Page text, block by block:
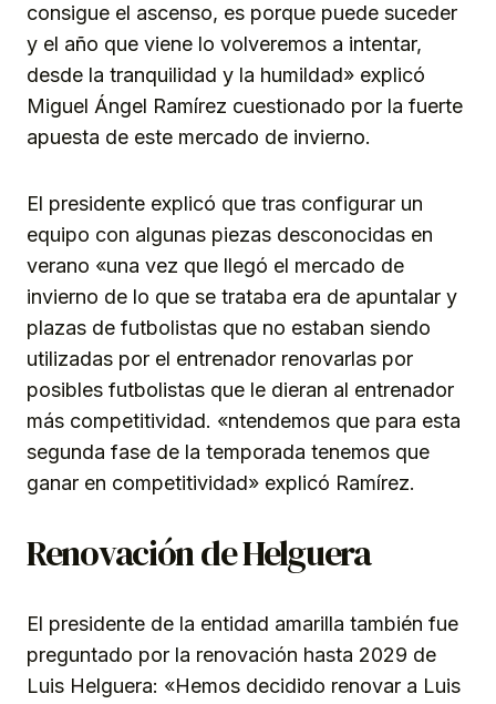
consigue el ascenso, es porque puede suceder
y el año que viene lo volveremos a intentar,
desde la tranquilidad y la humildad» explicó
Miguel Ángel Ramírez cuestionado por la fuerte
apuesta de este mercado de invierno.
El presidente explicó que tras configurar un
equipo con algunas piezas desconocidas en
verano «una vez que llegó el mercado de
invierno de lo que se trataba era de apuntalar y
plazas de futbolistas que no estaban siendo
utilizadas por el entrenador renovarlas por
posibles futbolistas que le dieran al entrenador
más competitividad. «ntendemos que para esta
segunda fase de la temporada tenemos que
ganar en competitividad» explicó Ramírez.
Renovación de Helguera
El presidente de la entidad amarilla también fue
preguntado por la renovación hasta 2029 de
Luis Helguera: «Hemos decidido renovar a Luis